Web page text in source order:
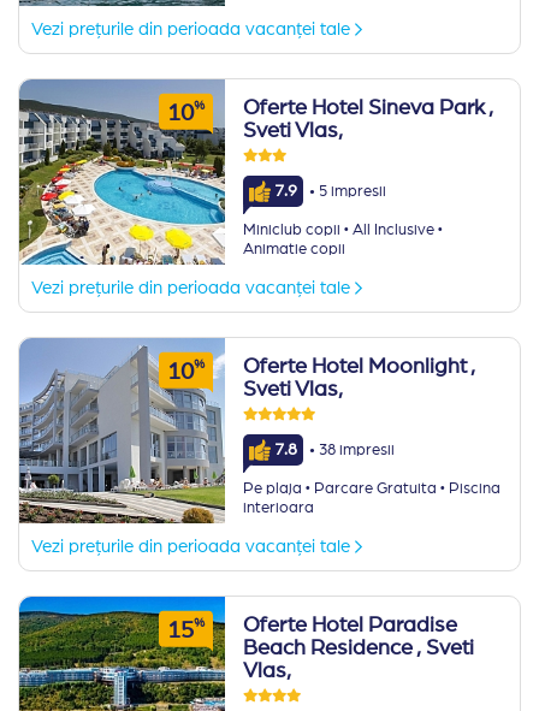
Vezi prețurile din perioada vacanței tale
10% Oferte Hotel Sineva Park ,
Sveti Vlas,
7.9 · 5 impresii
Miniclub copii ·All Inclusive ·
Animatie copii
Vezi prețurile din perioada vacanței tale
10% Oferte Hotel Moonlight ,
Sveti Vlas,
7.8 · 38 impresii
Pe plaja ·Parcare Gratuita ·Piscina
interioara
Vezi prețurile din perioada vacanței tale
15%
Oferte Hotel Paradise
Beach Residence , Sveti
Vlas,